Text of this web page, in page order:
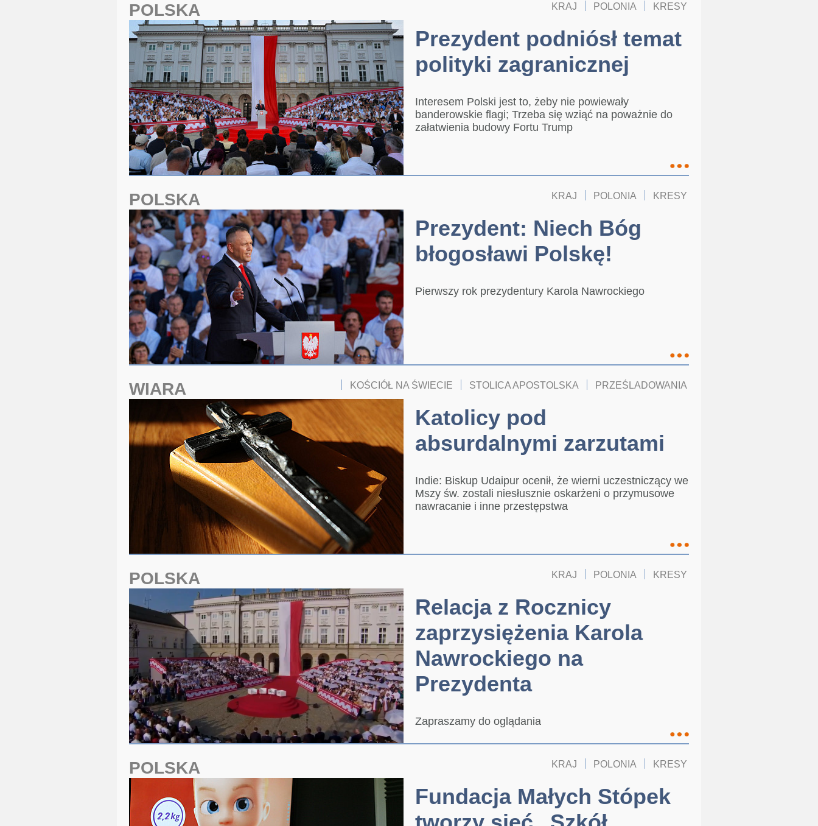
POLSKA KRESY
POLONIA
KRAJ
Prezydent podniósł temat
polityki zagranicznej
Interesem Polski jest to, żeby nie powiewały
banderowskie flagi; Trzeba się wziąć na poważnie do
załatwienia budowy Fortu Trump
POLSKA KRESY
POLONIA
KRAJ
Prezydent: Niech Bóg
błogosławi Polskę!
Pierwszy rok prezydentury Karola Nawrockiego
WIARA PRZEŚLADOWANIA
STOLICA APOSTOLSKA
KOŚCIÓŁ NA ŚWIECIE
Katolicy pod
absurdalnymi zarzutami
Indie: Biskup Udaipur ocenił, że wierni uczestniczący we
Mszy św. zostali niesłusznie oskarżeni o przymusowe
nawracanie i inne przestępstwa
POLSKA KRESY
POLONIA
KRAJ
Relacja z Rocznicy
zaprzysiężenia Karola
Nawrockiego na
Prezydenta
Zapraszamy do oglądania
POLSKA KRESY
POLONIA
KRAJ
Fundacja Małych Stópek